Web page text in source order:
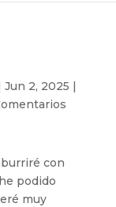
Jun 2, 2025 |
con
podido
muy